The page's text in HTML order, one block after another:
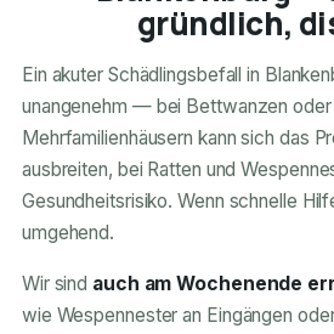
gründlich,
Ein akuter Schädlingsbefall in
unangenehm — bei Bettwanzen oder
Mehrfamilienhäusern kann sich das
ausbreiten, bei Ratten und
Gesundheitsrisiko. Wenn schnelle
umgehend.
Wir sind auch am Wochenende
wie Wespennester an Eingängen